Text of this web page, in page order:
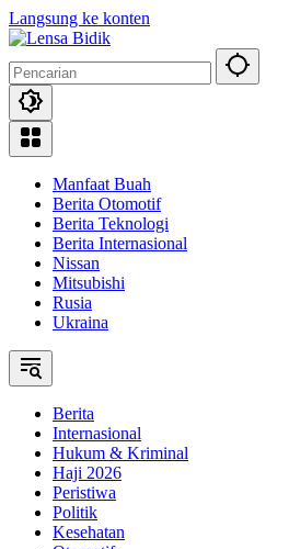
Langsung ke konten
Manfaat Buah
Berita Otomotif
Berita Teknologi
Berita Internasional
Nissan
Mitsubishi
Rusia
Ukraina
Berita
Internasional
Hukum & Kriminal
Haji 2026
Peristiwa
Politik
Kesehatan